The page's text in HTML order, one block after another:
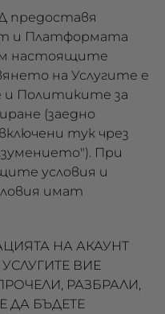
предоставя
и Платформата
настоящите
на Услугите е
Политиките за
(заедно
тук чрез
При
условия и
имат
НА АКАУНТ
ВИЕ
РАЗБРАЛИ,
ДА БЪДЕТЕ